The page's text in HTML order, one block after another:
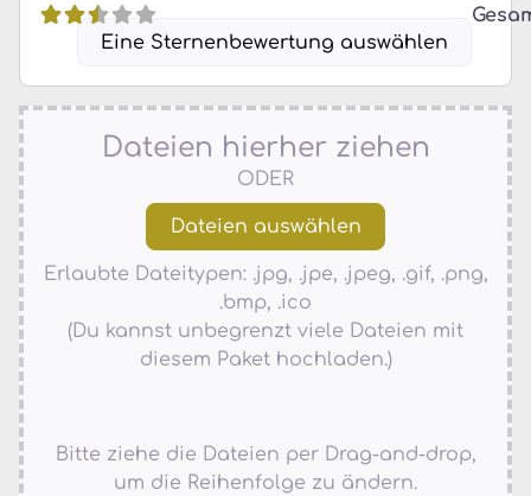
Eine Sternenbewertung auswählen
Dateien hierher ziehen
ODER
Erlaubte Dateitypen: .jpg, .jpe, .jpeg, .gif, .png,
.bmp, .ico
(Du kannst unbegrenzt viele Dateien mit
diesem Paket hochladen.)
Bitte ziehe die Dateien per Drag-and-drop,
um die Reihenfolge zu ändern.